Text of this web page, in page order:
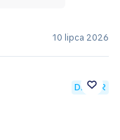
10 lipca 2026
DEALER